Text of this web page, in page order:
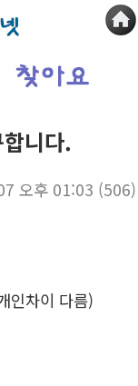
니다.
오후 01:03 (506)
인차이 다름)